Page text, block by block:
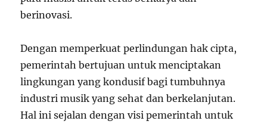
berinovasi.
Dengan memperkuat perlindungan hak cipta,
pemerintah bertujuan untuk menciptakan
lingkungan yang kondusif bagi tumbuhnya
industri musik yang sehat dan berkelanjutan.
Hal ini sejalan dengan visi pemerintah untuk